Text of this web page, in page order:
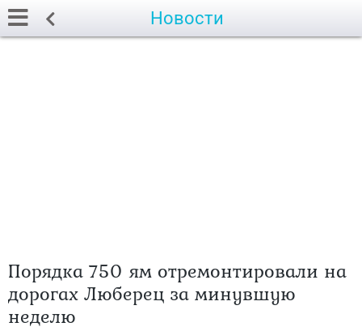
Новости
Порядка 750 ям отремонтировали на
дорогах Люберец за минувшую
неделю